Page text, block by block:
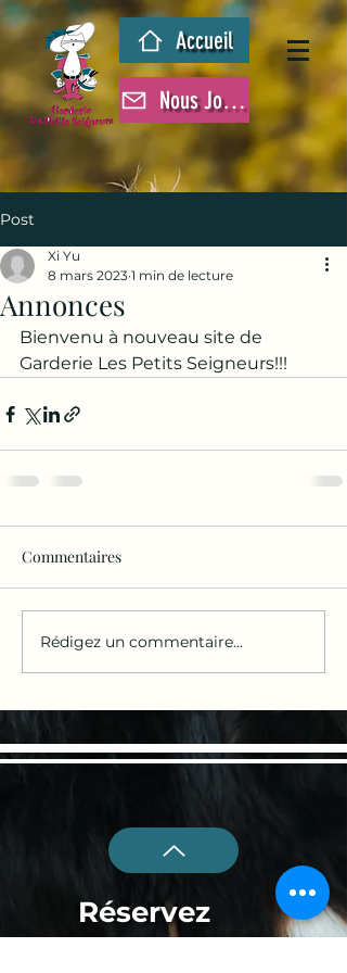
Accueil
Nous Joindre
Post
Annonces
Xi Yu
8 mars 2023 1 min de lecture
Bienvenu à nouveau site de
Garderie Les Petits Seigneurs!!!
Commentaires
Rédigez un commentaire...
Réservez